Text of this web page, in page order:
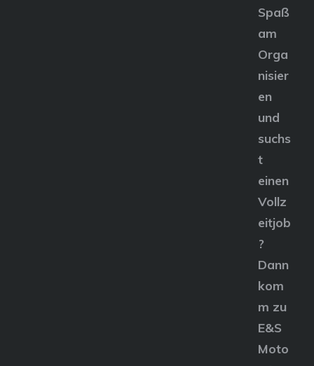
Spaß
am
Orga
nisier
en
und
suchs
t
einen
Vollz
eitjob
?
Dann
kom
m zu
E&S
Moto